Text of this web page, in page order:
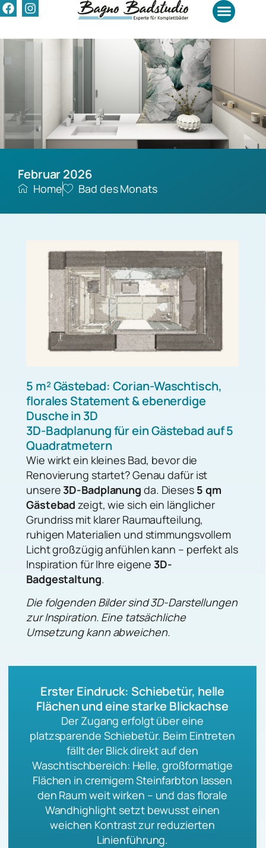
Februar 2026
Home Bad des Monats
5 m² Gästebad: Corian-Waschtisch,
florales Statement & ebenerdige
Dusche in 3D
3D-Badplanung für ein Gästebad auf 5
Quadratmetern
Wie wirkt ein kleines Bad, bevor die
Renovierung startet? Genau dafür ist
unsere3D-Badplanung da. Dieses 5 qm
Gästebad zeigt, wie sich ein länglicher
Grundriss mit klarer Raumaufteilung,
ruhigen Materialien und stimmungsvollem
Licht großzügig anfühlen kann – perfekt als
Inspiration für Ihre eigene3D-
Badgestaltung.
Die folgenden Bilder sind 3D-Darstellungen
zur Inspiration. Eine tatsächliche
Umsetzung kann abweichen.
Erster Eindruck: Schiebetür, helle
Flächen und eine starke Blickachse
Der Zugang erfolgt über eine
platzsparende Schiebetür. Beim Eintreten
fällt der Blick direkt auf den
Waschtischbereich: Helle, großformatige
Flächen in cremigem Steinfarbton lassen
den Raum weit wirken – und das florale
Wandhighlight setzt bewusst einen
weichen Kontrast zur reduzierten
Linienführung.